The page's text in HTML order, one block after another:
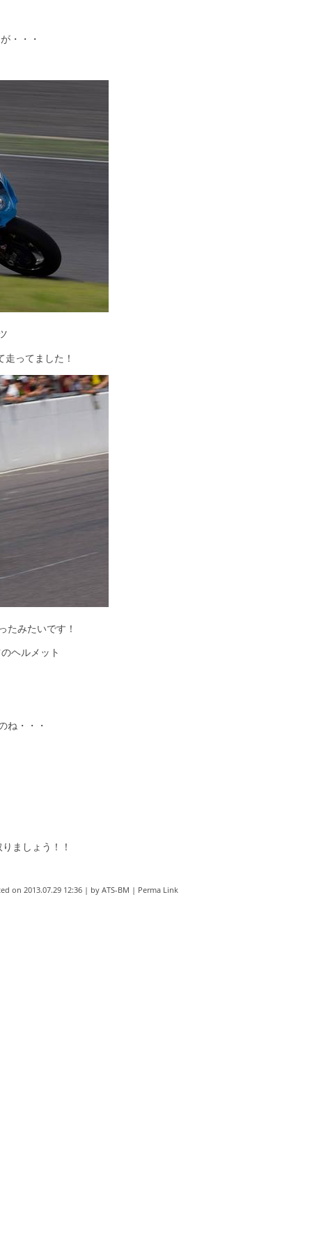
・・・
ってました！
たみたいです！
ヘルメット
ね・・・
ましょう！！
on 2013.07.29 12:36 | by ATS-BM | Perma Link